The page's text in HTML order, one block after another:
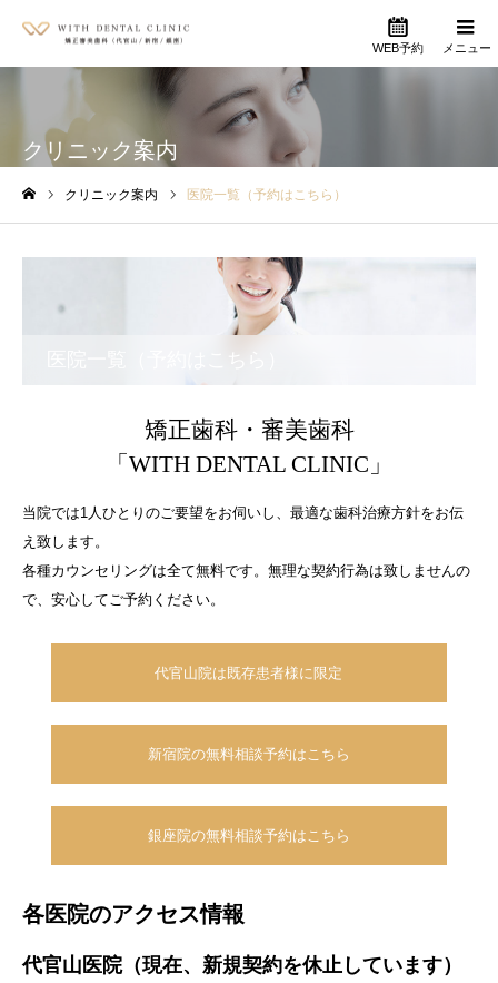
WEB予約 メニュー
クリニック案内
クリニック案内 医院一覧（予約はこちら）
医院一覧（予約はこちら）
矯正歯科・審美歯科
「WITH DENTAL CLINIC」
当院では1人ひとりのご要望をお伺いし、最適な歯科治療方針をお伝
え致します。
各種カウンセリングは全て無料です。無理な契約行為は致しませんの
で、安心してご予約ください。
代官山院は既存患者様に限定
新宿院の無料相談予約はこちら
銀座院の無料相談予約はこちら
各医院のアクセス情報
代官山医院（現在、新規契約を休止しています）